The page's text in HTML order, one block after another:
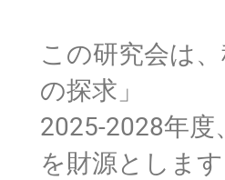
この研究会は
の探求」
2025-2028年度
を財源としま